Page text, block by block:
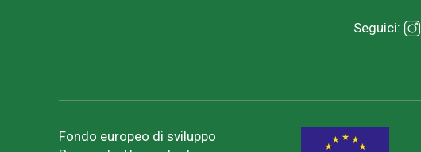
Seguici:
Fondo europeo di sviluppo